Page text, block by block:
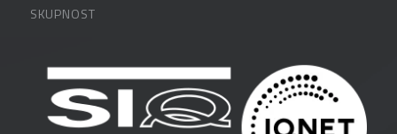
FAQ – pogosta vprašanja
Zaposlitev
Vlagatelji
SKUPNOST
Blog
Spletni seminarji